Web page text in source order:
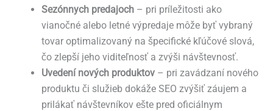
Sezónnych predajoch – pri príležitosti ako
vianočné alebo letné výpredaje môže byť vybraný
tovar optimalizovaný na špecifické kľúčové slová,
čo zlepší jeho viditeľnosť a zvýši návštevnosť.
Uvedení nových produktov – pri zavádzaní nového
produktu či služieb dokáže SEO zvýšiť záujem a
prilákať návštevníkov ešte pred oficiálnym